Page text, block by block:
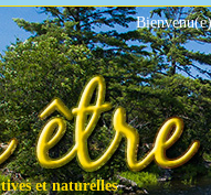
et naturelles